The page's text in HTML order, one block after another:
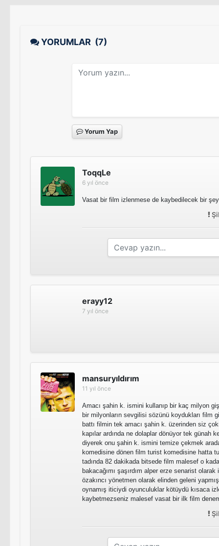
YORUMLAR (7)
Yorum Yap
ToqqLe
6 yıl önce
Vasat bir film izlenmese de kaybedilecek bir
erayy12
7 yıl önce
mansuryıldırım
11 yıl önce
Amacı şahin k. ismini kullanıp bir kaç milyon
bir milyonların sevgilisi sözünü koydukları film
battı filmin tek amacı şahin k. üzerinden siz
kapılar ardında ne dolaplar dönüyor tek günah
diyerek onu şahin k. ismini temize çekmek
komedisine dönen film turist komedisine hatta
tadında 82 dakikada bitsede film malesef o
bakacağımı şaşırdım alper erze senarist
özakıncı yönetmen olarak elinden geleni
oynamış iticiydi oyunculuklar kötüydü kısaca
kaybetmezseniz malesef vasat bir ilk film